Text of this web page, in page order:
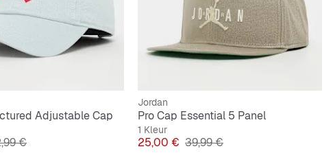
Adjustable Cap
Prijs
€
Jordan
Pro Cap Essential 5 Panel
1 Kleur
Prijs
25,00 € Originele Prijs
39,99 €